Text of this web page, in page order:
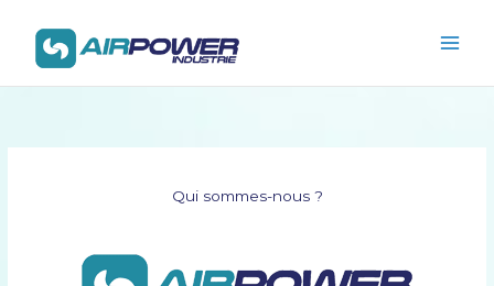
contenu
Qui sommes-nous ?